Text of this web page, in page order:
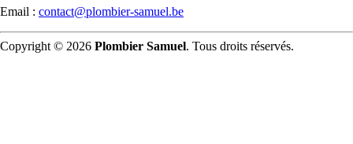
Email : contact@plombier-samuel.be
Copyright © 2026 Plombier Samuel. Tous droits réservés.